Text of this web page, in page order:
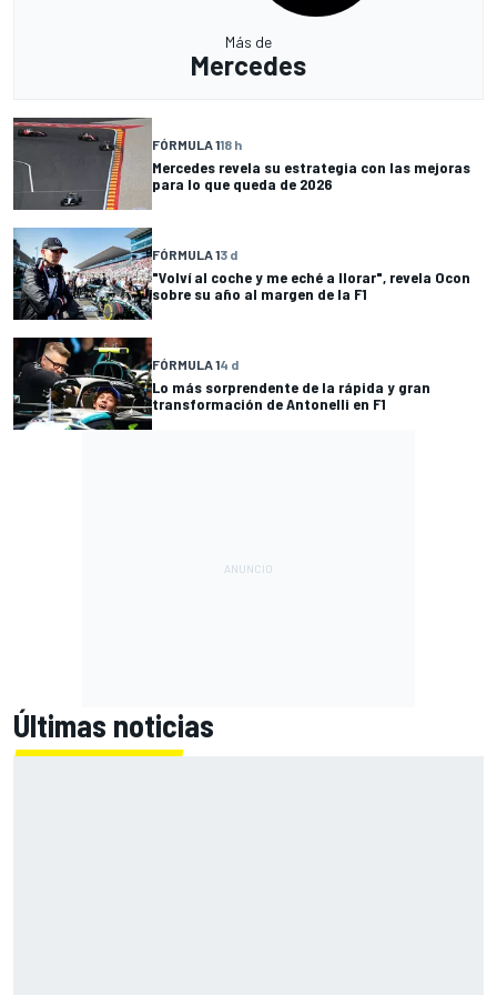
Más de
Mercedes
FÓRMULA 118 h
Mercedes revela su estrategia con las mejoras
para lo que queda de 2026
FÓRMULA 13 d
"Volví al coche y me eché a llorar", revela Ocon
sobre su año al margen de la F1
FÓRMULA 14 d
Lo más sorprendente de la rápida y gran
transformación de Antonelli en F1
Últimas noticias